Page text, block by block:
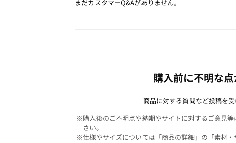
まだカスタマーQ&Aがありません。
購入前に不明な
商品に対する質問など投稿を受
※購入後のご不明点や納期やサイトに対するご意見等
さい。
※仕様やサイズについては「商品の詳細」の「素材・